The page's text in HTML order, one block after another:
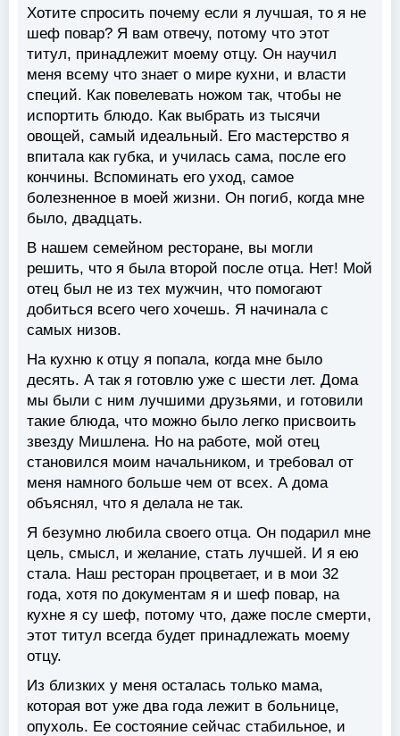
Хотите спросить почему если я лучшая, то я не
шеф повар? Я вам отвечу, потому что этот
титул, принадлежит моему отцу. Он научил
меня всему что знает о мире кухни, и власти
специй. Как повелевать ножом так, чтобы не
испортить блюдо. Как выбрать из тысячи
овощей, самый идеальный. Его мастерство я
впитала как губка, и училась сама, после его
кончины. Вспоминать его уход, самое
болезненное в моей жизни. Он погиб, когда мне
было, двадцать.
В нашем семейном ресторане, вы могли
решить, что я была второй после отца. Нет! Мой
отец был не из тех мужчин, что помогают
добиться всего чего хочешь. Я начинала с
самых низов.
На кухню к отцу я попала, когда мне было
десять. А так я готовлю уже с шести лет. Дома
мы были с ним лучшими друзьями, и готовили
такие блюда, что можно было легко присвоить
звезду Мишлена. Но на работе, мой отец
становился моим начальником, и требовал от
меня намного больше чем от всех. А дома
объяснял, что я делала не так.
Я безумно любила своего отца. Он подарил мне
цель, смысл, и желание, стать лучшей. И я ею
стала. Наш ресторан процветает, и в мои 32
года, хотя по документам я и шеф повар, на
кухне я су шеф, потому что, даже после смерти,
этот титул всегда будет принадлежать моему
отцу.
Из близких у меня осталась только мама,
которая вот уже два года лежит в больнице,
опухоль. Ее состояние сейчас стабильное, и